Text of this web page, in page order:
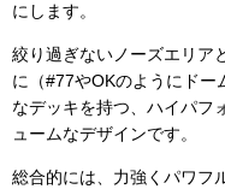
にします。
絞り過ぎないノーズエリア
に（#77やOKのようにドー
なデッキを持つ、ハイパフ
ュームなデザインです。
総合的には、力強くパワフ